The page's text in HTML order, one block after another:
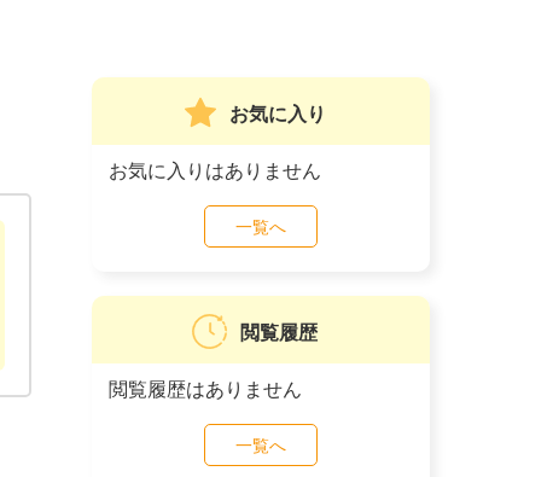
お気に入り
お気に入りはありません
一覧へ
閲覧履歴
閲覧履歴はありません
一覧へ